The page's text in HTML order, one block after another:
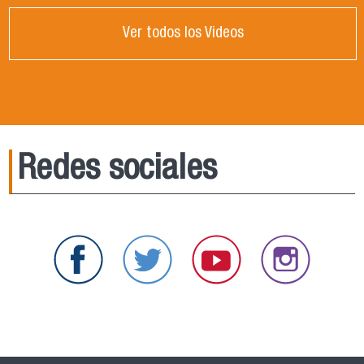
Ver todos los Videos
Redes sociales